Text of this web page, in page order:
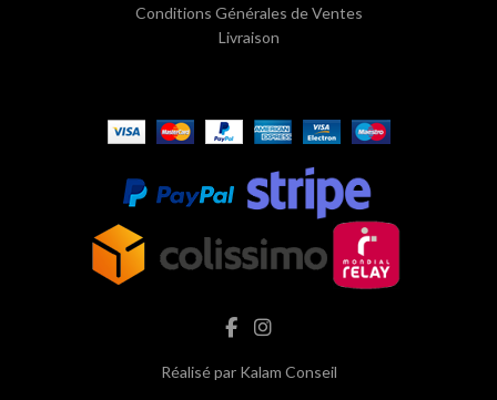
Conditions Générales de Ventes
Livraison
Réalisé par Kalam Conseil